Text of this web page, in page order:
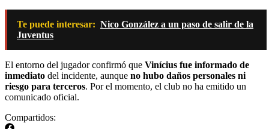
Te puede interesar: Nico González a un paso de salir de la
Juventus
El entorno del jugador confirmó que Vinícius fue informado de
inmediato del incidente, aunque no hubo daños personales ni
riesgo para terceros. Por el momento, el club no ha emitido un
comunicado oficial.
Compartidos: